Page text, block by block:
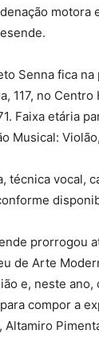
motora
Senna fica
117, no
Faixa etária
Musical:
técnica vocal,
prorrogou
de Arte
e, neste
compor a